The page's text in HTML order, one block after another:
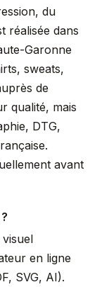
du
réalisée dans
Garonne
sweats,
de
qualité, mais
DTG,
avant
en ligne
SVG, AI).